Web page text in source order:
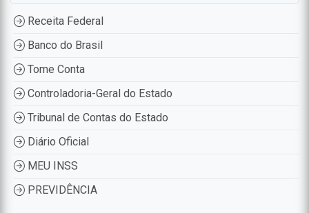
Receita Federal
Banco do Brasil
Tome Conta
Controladoria-Geral do Estado
Tribunal de Contas do Estado
Diário Oficial
MEU INSS
PREVIDÊNCIA